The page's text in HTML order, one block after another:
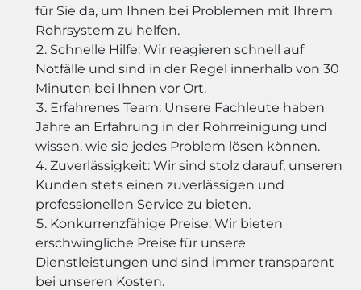
für Sie da, um Ihnen bei Problemen mit Ihrem
Rohrsystem zu helfen.
Schnelle Hilfe: Wir reagieren schnell auf
Notfälle und sind in der Regel innerhalb von 30
Minuten bei Ihnen vor Ort.
Erfahrenes Team: Unsere Fachleute haben
Jahre an Erfahrung in der Rohrreinigung und
wissen, wie sie jedes Problem lösen können.
Zuverlässigkeit: Wir sind stolz darauf, unseren
Kunden stets einen zuverlässigen und
professionellen Service zu bieten.
Konkurrenzfähige Preise: Wir bieten
erschwingliche Preise für unsere
Dienstleistungen und sind immer transparent
bei unseren Kosten.